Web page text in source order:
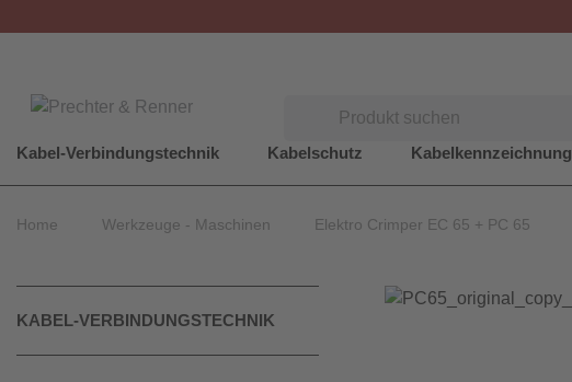
Suchen
Kabel-Verbindungstechnik
Kabelschutz Kabelkennzeichnung
Home Werkzeuge - Maschinen Elektro Crimper EC 65 + PC 65
KABEL-VERBINDUNGSTECHNIK